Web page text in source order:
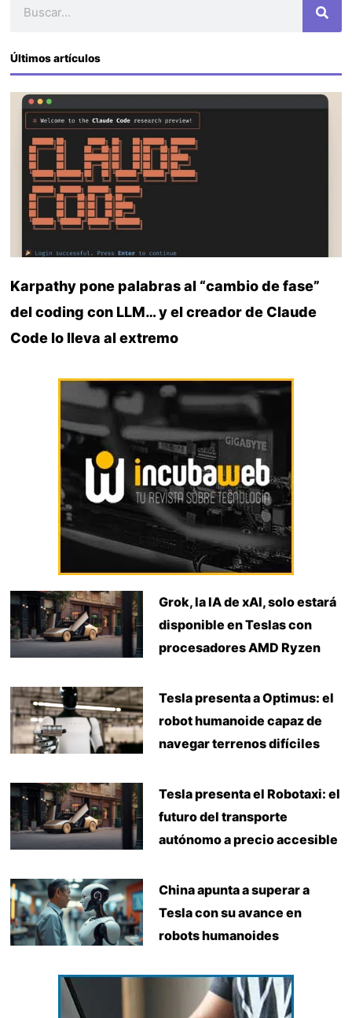
Últimos artículos
Karpathy pone palabras al “cambio de fase”
del coding con LLM… y el creador de Claude
Code lo lleva al extremo
Grok, la IA de xAI, solo estará
disponible en Teslas con
procesadores AMD Ryzen
Tesla presenta a Optimus: el
robot humanoide capaz de
navegar terrenos difíciles
Tesla presenta el Robotaxi: el
futuro del transporte
autónomo a precio accesible
China apunta a superar a
Tesla con su avance en
robots humanoides